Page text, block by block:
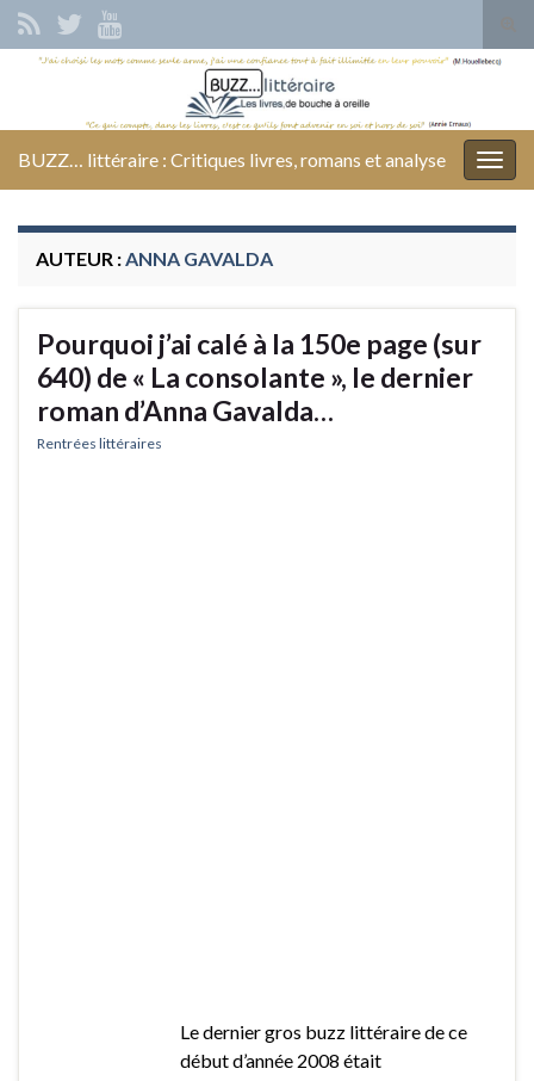
Search for:
BUZZ… littéraire : Critiques livres, romans et analyse
AUTEUR : ANNA GAVALDA
Pourquoi j’ai calé à la 150e page (sur
640) de « La consolante », le dernier
roman d’Anna Gavalda…
Rentrées littéraires
Le dernier gros buzz littéraire de ce
début d’année 2008 était